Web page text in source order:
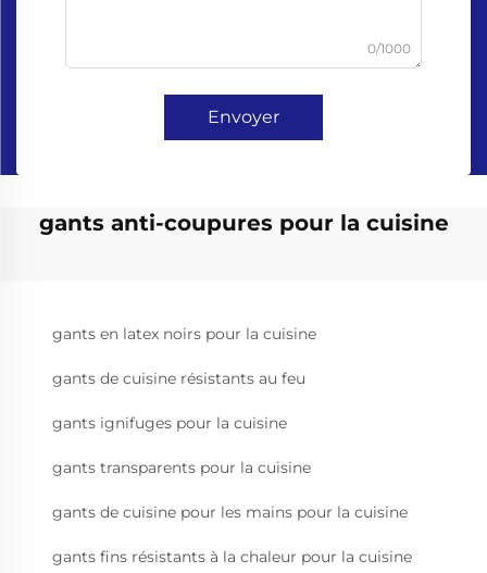
0/1000
Envoyer
gants anti-coupures pour la cuisine
gants en latex noirs pour la cuisine
gants de cuisine résistants au feu
gants ignifuges pour la cuisine
gants transparents pour la cuisine
gants de cuisine pour les mains pour la cuisine
gants fins résistants à la chaleur pour la cuisine